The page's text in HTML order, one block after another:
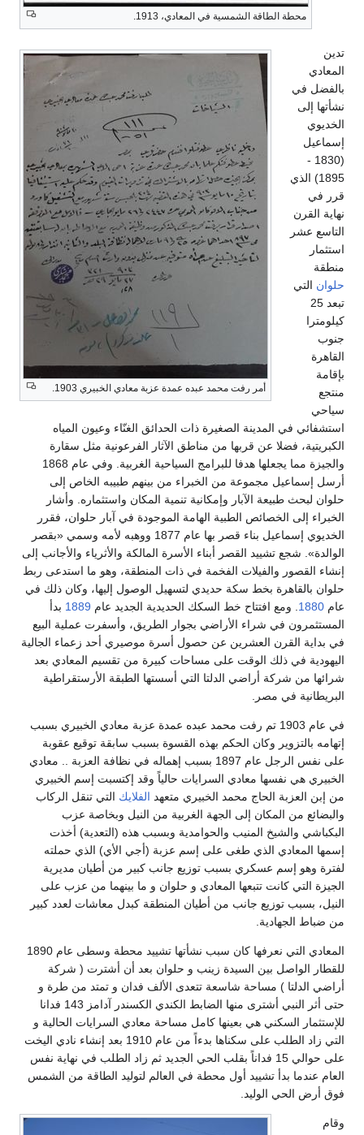
محطة الطاقة الشمسية في المعادي، 1913.
أمر رفت محمد عبده عمدة عزبة معادي الخبيري 1903.
تدين
المعادي
بالفضل في
نشأتها إلى
الخديوي
إسماعيل
(1830 -
1895) الذي
قرر في
نهاية القرن
التاسع عشر
استثمار
منطقة
حلوان التي
تبعد 25
كيلومترا
جنوب
القاهرة
بإقامة
منتجع
سياحي
استشفائي في المدينة الصغيرة ذات الحدائق الغنّاء وعيون المياه
الكبريتية، فضلا عن قربها من مناطق الآثار الفرعونية مثل سقارة
والجيزة مما يجعلها هدفا للبرامج السياحية الغربية. وفي عام 1868
أرسل إسماعيل مجموعة من الخبراء من بينهم طبيبه الخاص إلى
حلوان لبحث طبيعة الآبار وإمكانية تنمية المكان واستثماره. وأشار
الخبراء إلى الخصائص الطبية الهامة الموجودة في آبار حلوان، فقرر
الخديوي إسماعيل بناء قصر بها عام 1877 ووهبه لأمه وسمي «بقصر
الوالدة». شجع تشييد القصر أبناء الأسرة المالكة والأثرياء والأجانب إلى
إنشاء القصور والفيلات الفخمة في ذات المنطقة، وهو ما استدعى ربط
حلوان بالقاهرة بخط سكة حديدي لتسهيل الوصول إليها، وكان ذلك في
عام 1880 . ومع افتتاح خط السكك الحديدية الجديد عام 1889 بدأ
المستثمرون في شراء الأراضي بجوار الطريق، وأسفرت عملية البيع
في بداية القرن العشرين عن حصول أسرة موصيري أحد زعماء الجالية
اليهودية في ذلك الوقت على مساحات كبيرة من تقسيم المعادي بعد
شرائها من شركة أراضي الدلتا التي أسستها الطبقة الأرستقراطية
البريطانية في مصر.
في عام 1903 تم رفت محمد عبده عمدة عزبة معادي الخبيري بسبب
إتهامه بالتزوير وكان الحكم بهذه القسوة بسبب سابقة توقيع عقوبة
على نفس الرجل عام 1897 بسبب إهماله في نظافة العزبة .. معادي
الخبيري هي نفسها معادي السرايات حالياً وقد إكتسبت إسم الخبيري
من إبن العزبة الحاج محمد الخبيري متعهد الفلايك التي تنقل الركاب
والبضائع من المكان إلى الجهة الغربية من النيل وبخاصة عزب
البكباشي والشيخ المنيب والحوامدية وبسبب هذه (التعدية) أخذت
إسمها المعادي الذي طغى على إسم عزبة (أجي الأي) الذي حملته
لفترة وهو إسم عسكري بسبب توزيع جانب كبير من أطيان مديرية
الجيزة التي كانت تتبعها المعادي و حلوان و ما بينهما من عزب على
النيل، بسبب توزيع جانب من أطيان المنطقة كبدل معاشات لعدد كبير
من ضباط الجهادية.
المعادي التي نعرفها كان سبب نشأتها تشييد محطة وسطى عام 1890
للقطار الواصل بين السيدة زينب و حلوان بعد أن أشترت ( شركة
أراضي الدلتا ) مساحة شاسعة تتعدى الألف فدان و تمتد من طرة و
حتى أثر النبي أشترى منها الضابط الكندي الكسندر آدامز 143 فدانا
للإستثمار السكني هي بعينها كامل مساحة معادي السرايات الحالية و
التي زاد الطلب على سكناها بدءاً من عام 1910 بعد إنشاء نادي اليخت
على حوالي 15 فداناً بقلب الحي الجديد ثم زاد الطلب في نهاية نفس
العام عندما بدأ تشييد أول محطة في العالم لتوليد الطاقة من الشمس
فوق أرض الحي الوليد.
وقام